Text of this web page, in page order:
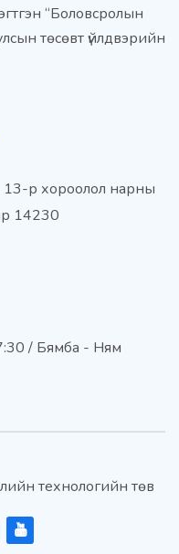
“Боловсролын
төсөвт үйлдвэрийн
13-р хороолол нарны
14230
/ Бямба - Ням
технологийн төв